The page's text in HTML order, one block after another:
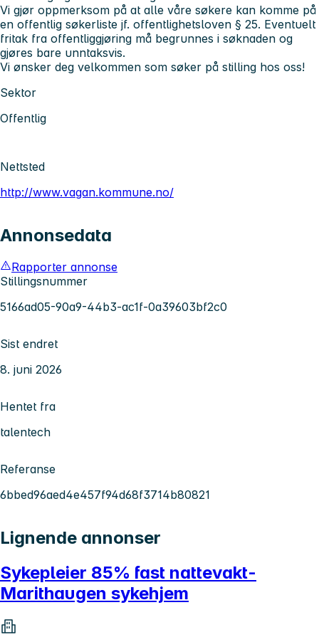
Vi gjør oppmerksom på at alle våre søkere kan komme på
en offentlig søkerliste jf. offentlighetsloven § 25. Eventuelt
fritak fra offentliggjøring må begrunnes i søknaden og
gjøres bare unntaksvis.
Vi ønsker deg velkommen som søker på stilling hos oss!
Sektor
Offentlig
Nettsted
http://www.vagan.kommune.no/
Annonsedata
Rapporter annonse
Stillingsnummer
5166ad05-90a9-44b3-ac1f-0a39603bf2c0
Sist endret
8. juni 2026
Hentet fra
talentech
Referanse
6bbed96aed4e457f94d68f3714b80821
Lignende annonser
Sykepleier 85% fast nattevakt-
Marithaugen sykehjem